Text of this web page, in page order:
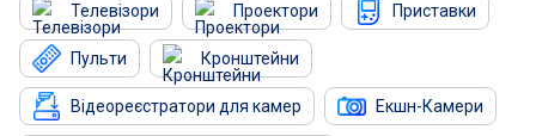
Телевізори Проектори Приставки
Пульти Кронштейни
Відеореєстратори для камер Екшн-Камери